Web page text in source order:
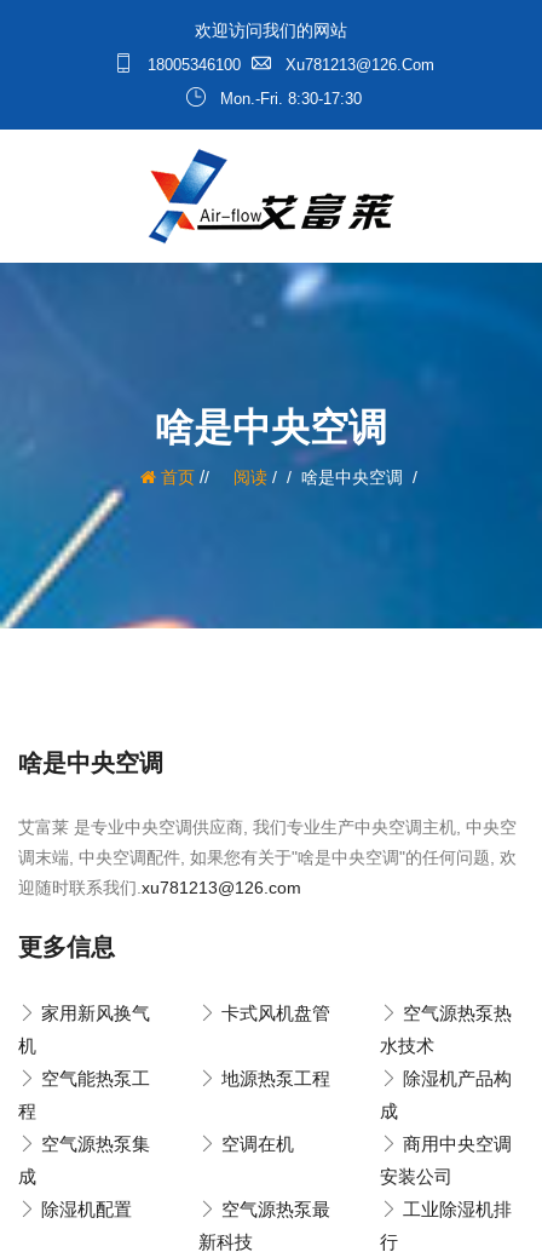
欢迎访问我们的网站
18005346100
Xu781213@126.com
Mon.-Fri. 8:30-17:30
啥是中央空调
首页/ 阅读/ 啥是中央空调
啥是中央空调
艾富莱 是专业中央空调供应商, 我们专业生产中央空调主机, 中央空
调末端, 中央空调配件, 如果您有关于"啥是中央空调"的任何问题, 欢
迎随时联系我们. xu781213@126.com
更多信息
家用新风换气
机
卡式风机盘管
空气源热泵热
水技术
空气能热泵工
程
地源热泵工程
除湿机产品构
成
空气源热泵集
成
空调在机
商用中央空调
安装公司
除湿机配置
空气源热泵最
新科技
工业除湿机排
行